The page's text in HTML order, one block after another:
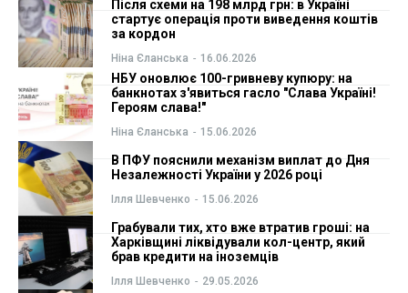
ФОП
Курс валют
Ми в соц. мережах
ФОП
Курс валют
Ми в соц. мережах
Після схеми на 198 млрд грн: в Україні
стартує операція проти виведення коштів
за кордон
Ніна Єланська - 16.06.2026
НБУ оновлює 100-гривневу купюру: на
банкнотах з'явиться гасло "Слава Україні!
Героям слава!"
Ніна Єланська - 15.06.2026
В ПФУ пояснили механізм виплат до Дня
Незалежності України у 2026 році
Ілля Шевченко - 15.06.2026
Грабували тих, хто вже втратив гроші: на
Харківщині ліквідували кол-центр, який
брав кредити на іноземців
Ілля Шевченко - 29.05.2026